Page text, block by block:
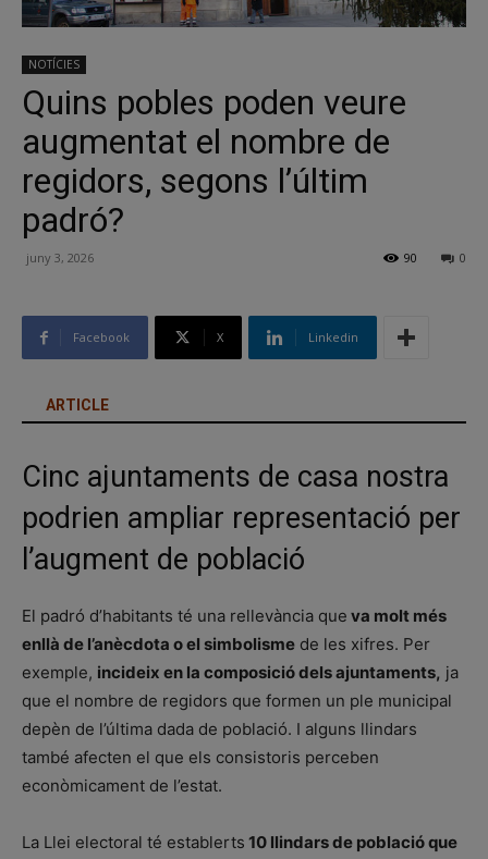
NOTÍCIES
Quins pobles poden veure
augmentat el nombre de
regidors, segons l’últim
padró?
juny 3, 2026 0
90
Facebook X Linkedin
ARTICLE
Cinc ajuntaments de casa nostra
podrien ampliar representació per
l’augment de població
El padró d’habitants té una rellevància que va molt més
enllà de l’anècdota o el simbolisme de les xifres. Per
exemple, incideix en la composició dels ajuntaments, ja
que el nombre de regidors que formen un ple municipal
depèn de l’última dada de població. I alguns llindars
també afecten el que els consistoris perceben
econòmicament de l’estat.
La Llei electoral té establerts 10 llindars de població que